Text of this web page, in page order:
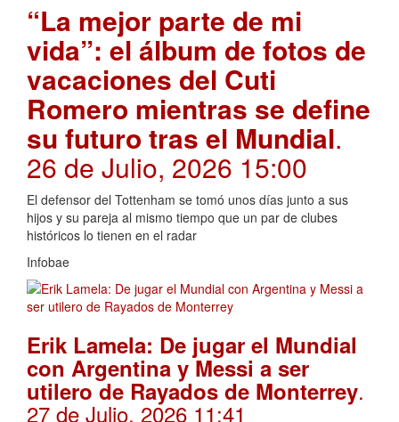
“La mejor parte de mi
vida”: el álbum de fotos de
vacaciones del Cuti
Romero mientras se define
su futuro tras el Mundial.
26 de Julio, 2026 15:00
El defensor del Tottenham se tomó unos días junto a sus
hijos y su pareja al mismo tiempo que un par de clubes
históricos lo tienen en el radar
Infobae
Erik Lamela: De jugar el Mundial
con Argentina y Messi a ser
utilero de Rayados de Monterrey.
27 de Julio, 2026 11:41